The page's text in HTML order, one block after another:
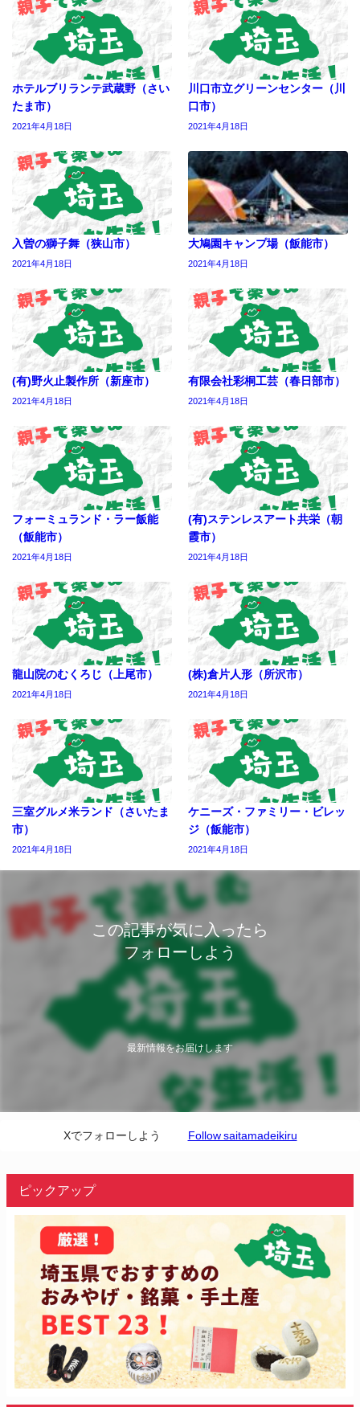
ホテルブリランテ武蔵野（さい
たま市）
2021年4月18日
川口市立グリーンセンター（川
口市）
2021年4月18日
入曽の獅子舞（狭山市）
2021年4月18日
大鳩園キャンプ場（飯能市）
2021年4月18日
(有)野火止製作所（新座市）
2021年4月18日
有限会社彩桐工芸（春日部市）
2021年4月18日
フォーミュランド・ラー飯能
（飯能市）
2021年4月18日
(有)ステンレスアート共栄（朝
霞市）
2021年4月18日
龍山院のむくろじ（上尾市）
2021年4月18日
(株)倉片人形（所沢市）
2021年4月18日
三室グルメ米ランド（さいたま
市）
2021年4月18日
ケニーズ・ファミリー・ビレッ
ジ（飯能市）
2021年4月18日
この記事が気に入ったら
フォローしよう
最新情報をお届けします
Xでフォローしよう Follow saitamadeikiru
ピックアップ